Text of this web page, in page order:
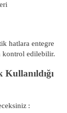
hatlara entegre
kontrol edilebilir.
: